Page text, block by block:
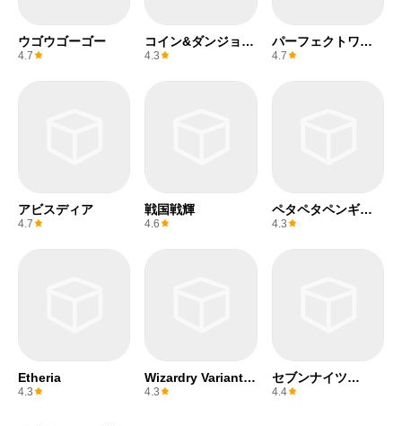
ウゴウゴーゴー
4.7
コイン&ダンジョン
ReBurst
4.3
パーフェクトワー
ルド Z
4.7
アビスディア
4.7
戦国戦輝
4.6
ペタペタペンギン
団
4.3
Etheria
4.3
Wizardry Variants
Daphne
4.3
セブンナイツ
Re:BIRTH
4.4